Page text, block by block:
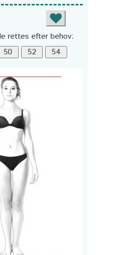
rettes efter behov: